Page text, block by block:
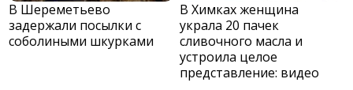
В Шереметьево
задержали посылки с
соболиными шкурками
В Химках женщина
украла 20 пачек
сливочного масла и
устроила целое
представление: видео